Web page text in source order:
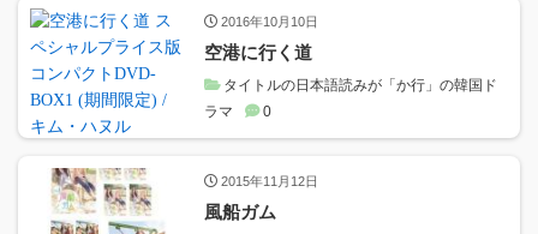
2016年10月10日
空港に行く道
タイトルの日本語読みが「か行」の韓国ド
ラマ
0
2015年11月12日
風船ガム